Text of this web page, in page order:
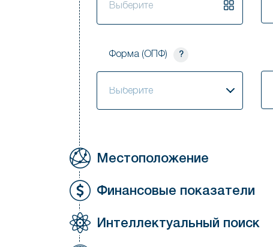
Выберите
Форма (ОПФ) ?
Местоположение
Финансовые показатели
Интеллектуальный поиск